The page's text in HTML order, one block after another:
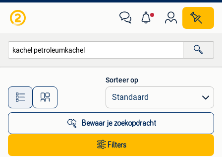
Alle afstanden…
Sorteer op
Bewaar je zoekopdracht
Filters